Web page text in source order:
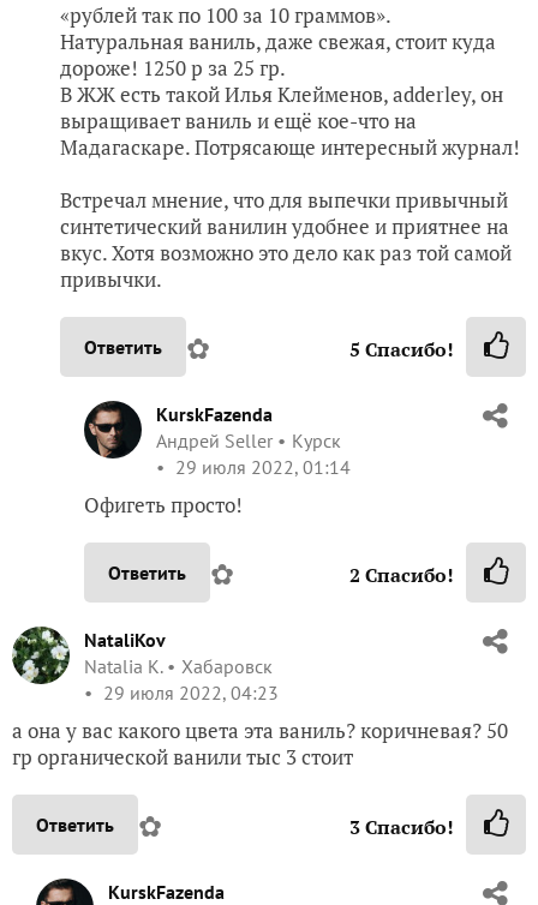
«рублей так по 100 за 10 граммов».
Натуральная ваниль, даже свежая, стоит куда
дороже! 1250 р за 25 гр.
В ЖЖ есть такой Илья Клейменов, adderley, он
выращивает ваниль и ещё кое-что на
Мадагаскаре. Потрясающе интересный журнал!
Встречал мнение, что для выпечки привычный
синтетический ванилин удобнее и приятнее на
вкус. Хотя возможно это дело как раз той самой
привычки.
Ответить ✿ 5 Спасибо!
KurskFazenda
Андрей Seller
Курск
29 июля 2022, 01:14
Офигеть просто!
Ответить ✿ 2 Спасибо!
NataliKov
Natalia K.
Хабаровск
29 июля 2022, 04:23
а она у вас какого цвета эта ваниль? коричневая? 50
гр органической ванили тыс 3 стоит
Ответить ✿ 3Спасибо!
KurskFazenda